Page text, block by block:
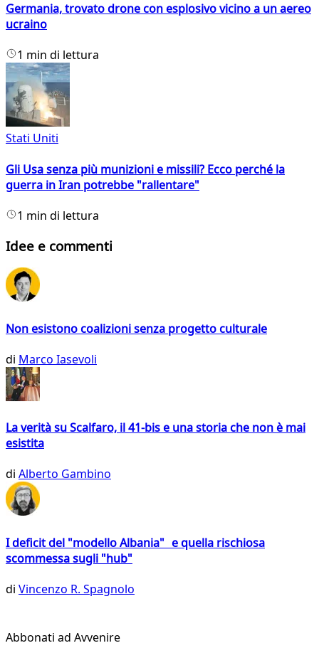
Germania, trovato drone con esplosivo vicino a un aereo
ucraino
1 min di lettura
Stati Uniti
Gli Usa senza più munizioni e missili? Ecco perché la
guerra in Iran potrebbe "rallentare"
1 min di lettura
Idee e commenti
Non esistono coalizioni senza progetto culturale
di Marco Iasevoli
La verità su Scalfaro, il 41-bis e una storia che non è mai
esistita
di Alberto Gambino
I deficit del "modello Albania" e quella rischiosa
scommessa sugli "hub"
di Vincenzo R. Spagnolo
Abbonati ad Avvenire